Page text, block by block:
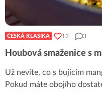
ČESKÁ KLASIKA 12 3
Houbová smaženice s
Už nevíte, co s bujícím
Pokud máte obojího